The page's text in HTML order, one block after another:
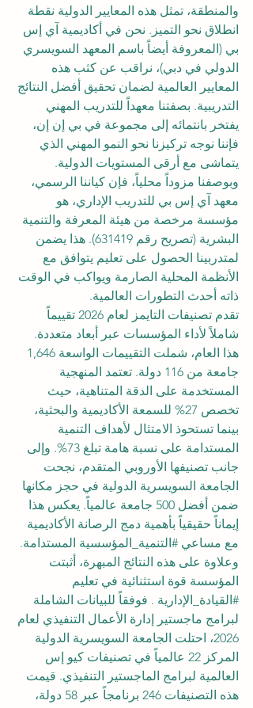
والمنطقة، تمثل هذه المعايير الدولية نقطة
انطلاق نحو التميز. نحن في أكاديمية آي إس
بي (المعروفة أيضاً باسم المعهد السويسري
الدولي في دبي)، نراقب عن كثب هذه
المعايير العالمية لضمان تحقيق أفضل النتائج
التدريبية. بصفتنا معهداً للتدريب المهني
يفتخر بانتمائه إلى مجموعة في بي إن إن،
فإننا نوجه تركيزنا نحو النمو المهني الذي
يتماشى مع أرقى المستويات الدولية.
وبوصفنا مزوداً محلياً، فإن كياننا الرسمي،
معهد آي إس بي للتدريب الإداري، هو
مؤسسة مرخصة من هيئة المعرفة والتنمية
البشرية (تصريح رقم 631419). هذا يضمن
لمتدربينا الحصول على تعليم يتوافق مع
الأنظمة المحلية الصارمة ويواكب في الوقت
ذاته أحدث التطورات العالمية.
تقدم تصنيفات التايمز لعام 2026 تقييماً
شاملاً لأداء المؤسسات عبر أبعاد متعددة.
جامعة من 116 دولة. تعتمد المنهجية
المستخدمة على الدقة المتناهية، حيث
تخصص 27% للسمعة الأكاديمية والبحثية،
بينما تستحوذ الامتثال لأهداف التنمية
المستدامة على نسبة هامة تبلغ 73%. وإلى
جانب تصنيفها الأوروبي المتقدم، نجحت
الجامعة السويسرية الدولية في حجز مكانها
ضمن أفضل 500 جامعة عالمياً. يعكس هذا
إيماناً حقيقياً بأهمية دمج الرصانة الأكاديمية
مع مساعي #التنمية_المؤسسية المستدامة.
وعلاوة على هذه النتائج المبهرة، أثبتت
المؤسسة قوة استثنائية في تعليم
#القيادة_الإدارية . فوفقاً للبيانات الشاملة
لبرامج ماجستير إدارة الأعمال التنفيذي لعام
2026، احتلت الجامعة السويسرية الدولية
المركز 22 عالمياً في تصنيفات كيو إس
العالمية لبرامج الماجستير التنفيذي. قيمت
هذه التصنيفات 246 برنامجاً عبر 58 دولة،